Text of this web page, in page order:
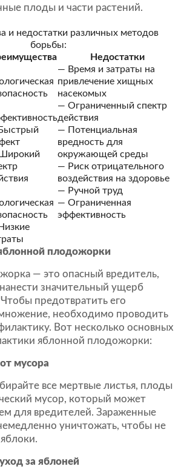
плоды и части растений.
и недостатки различных методов
борьбы:
Недостатки
— Время и затраты на
привлечение хищных
насекомых
— Ограниченный спектр
действия
— Потенциальная
вредность для
окружающей среды
— Риск отрицательного
воздействия на здоровье
— Ручной труд
— Ограниченная
эффективность
плодожорки
— это опасный вредитель,
значительный ущерб
предотвратить его
необходимо проводить
Вот несколько основных
яблонной плодожорки:
мусора
все мертвые листья, плоды
мусор, который может
для вредителей. Зараженные
уничтожать, чтобы не
за яблоней